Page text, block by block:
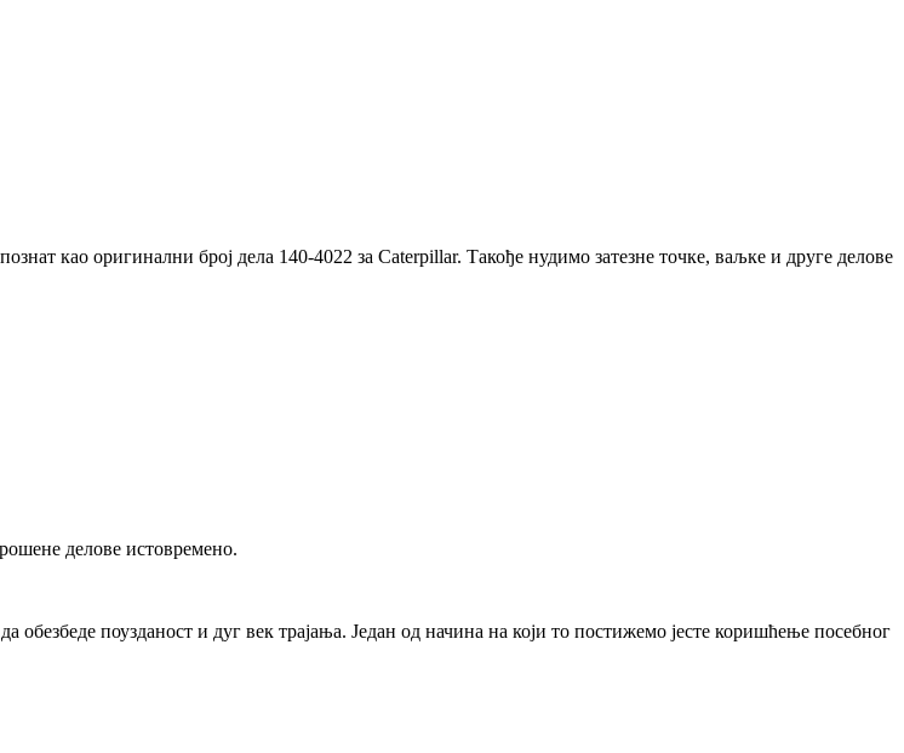
као оригинални број дела 140-4022 за Caterpillar. Такође нудимо затезне точке, ваљке и друге делове
делове истовремено.
поузданост и дуг век трајања. Један од начина на који то постижемо јесте коришћење посебног